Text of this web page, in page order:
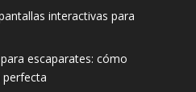
interactivas para
escaparates: cómo
perfecta